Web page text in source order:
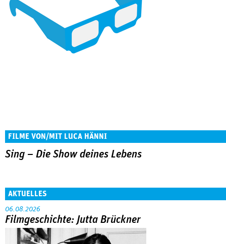
FILME VON/MIT LUCA HÄNNI
Sing – Die Show deines Lebens
AKTUELLES
06.08.2026
Filmgeschichte: Jutta Brückner